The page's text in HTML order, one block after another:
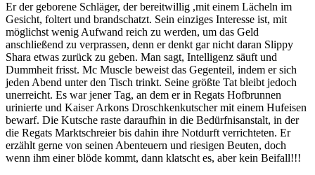
Er der geborene Schläger, der bereitwillig ,mit einem Lächeln im
Gesicht, foltert und brandschatzt. Sein einziges Interesse ist, mit
möglichst wenig Aufwand reich zu werden, um das Geld
anschließend zu verprassen, denn er denkt gar nicht daran Slippy
Shara etwas zurück zu geben. Man sagt, Intelligenz säuft und
Dummheit frisst. Mc Muscle beweist das Gegenteil, indem er sich
jeden Abend unter den Tisch trinkt. Seine größte Tat bleibt jedoch
unerreicht. Es war jener Tag, an dem er in Regats Hofbrunnen
urinierte und Kaiser Arkons Droschkenkutscher mit einem Hufeisen
bewarf. Die Kutsche raste daraufhin in die Bedürfnisanstalt, in der
die Regats Marktschreier bis dahin ihre Notdurft verrichteten. Er
erzählt gerne von seinen Abenteuern und riesigen Beuten, doch
wenn ihm einer blöde kommt, dann klatscht es, aber kein Beifall!!!